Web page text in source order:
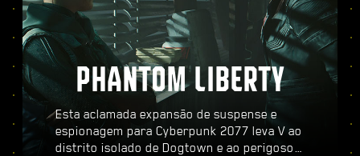
PHANTOM LIBERTY
Esta aclamada expansão de suspense e
espionagem para Cyberpunk 2077 leva V ao
distrito isolado de Dogtown e ao perigoso